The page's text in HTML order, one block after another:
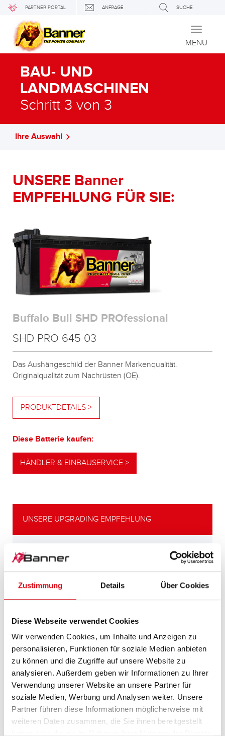
Zustimmung Details Über Cookies
Diese Webseite verwendet Cookies
Wir verwenden Cookies, um Inhalte und Anzeigen zu
personalisieren, Funktionen für soziale Medien anbieten
zu können und die Zugriffe auf unsere Website zu
analysieren. Außerdem geben wir Informationen zu Ihrer
Verwendung unserer Website an unsere Partner für
soziale Medien, Werbung und Analysen weiter. Unsere
Partner führen diese Informationen möglicherweise mit
weiteren Daten zusammen, die Sie ihnen bereitgestellt
PARTNER PORTAL ANFRAGE SUCHE
Toggle
MENÜ
BAU- UND
LANDMASCHINEN
Schritt 3 von 3
Ihre Auswahl
UNSERE Banner
EMPFEHLUNG FÜR SIE:
Buffalo Bull SHD PROfessional
SHD PRO 645 03
Das Aushängeschild der Banner Markenqualität.
Originalqualität zum Nachrüsten (OE).
PRODUKTDETAILS >
Diese Batterie kaufen:
HÄNDLER & EINBAUSERVICE >
LEISTUNGSSTARKE
ALTERNATIVE
Energiebedarf bzw. höheren
PRODUKTDETAILS >
UNSERE UPGRADING EMPFEHLUNG